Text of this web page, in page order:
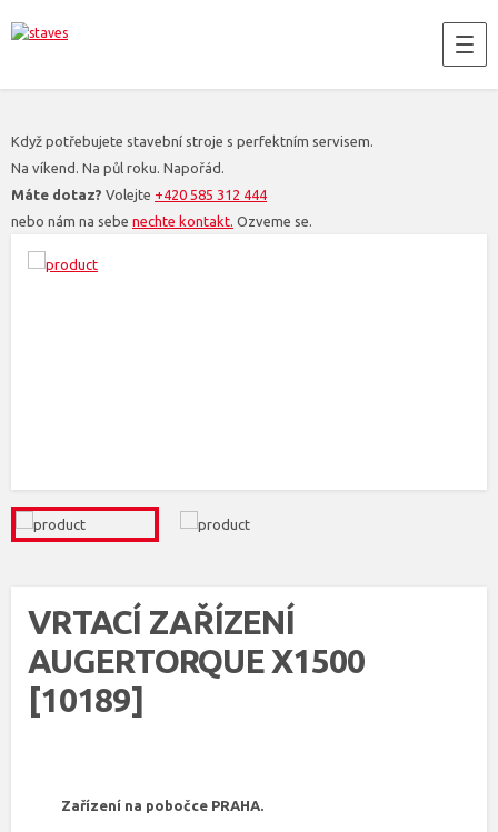
Když potřebujete stavební stroje s perfektním servisem.
Na víkend. Na půl roku. Napořád.
Máte dotaz? Volejte +420 585 312 444
nebo nám na sebe nechte kontakt. Ozveme se.
VRTACÍ ZAŘÍZENÍ
AUGERTORQUE X1500
[10189]
Zařízení na pobočce PRAHA.